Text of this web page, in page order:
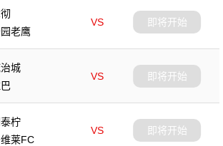
VS
老鹰
即将开始
城
VS
即将开始
柠
VS
莱FC
即将开始